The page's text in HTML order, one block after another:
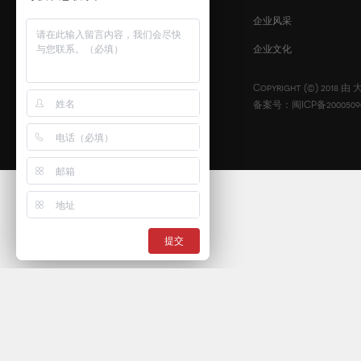
扫描二维码
企业风采
企业文化
Copyright (©) 2018 由
备案号：闽ICP备
提交